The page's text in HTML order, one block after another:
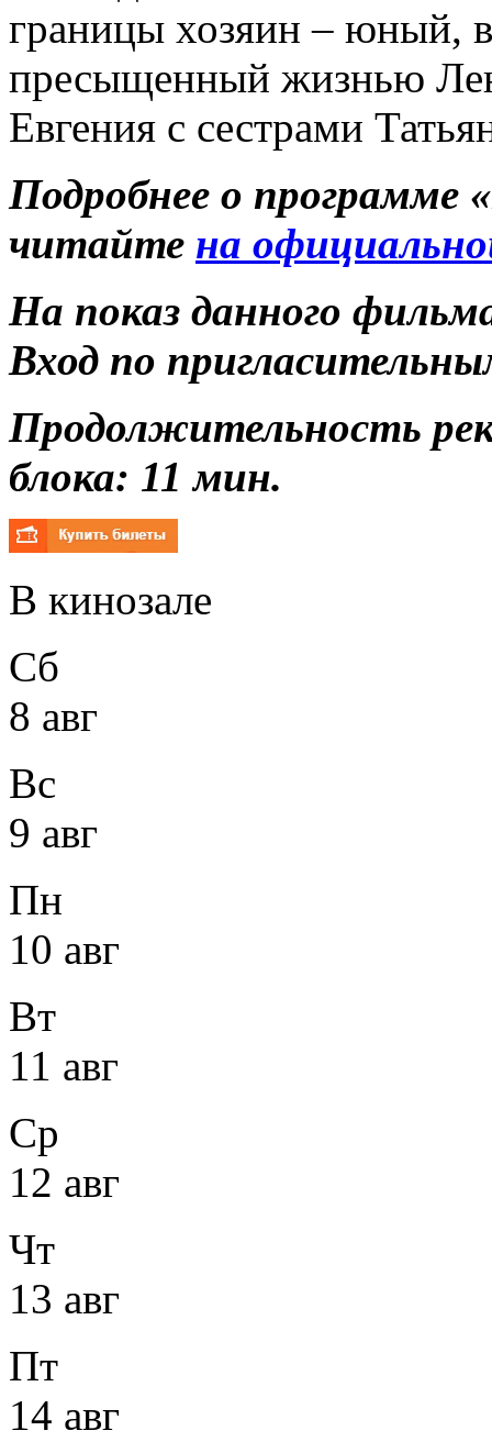
границы хозяин – юный,
пресыщенный жизнью
Евгения с сестрами
Подробнее о программе
читайте на
На показ данного
Вход по
Продолжительность
блока: 11 мин.
В кинозале
Сб
8 авг
Вс
9 авг
Пн
10 авг
Вт
11 авг
Ср
12 авг
Чт
13 авг
Пт
14 авг